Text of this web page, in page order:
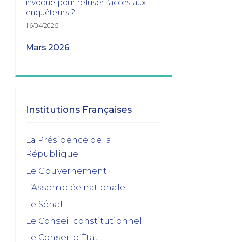
enquêteurs ?
16/04/2026
mars 2026
Les transitions gouvernementales
janvier 2026
Dissolution ? Probabilité faible et risque
fort
15/01/2026
Feuilleton budgétaire : un 49, 3 sinon
Institutions Françaises
La Présidence de la
République
Le Gouvernement
L’Assemblée nationale
Le Sénat
Le Conseil constitutionnel
Le Conseil d’État